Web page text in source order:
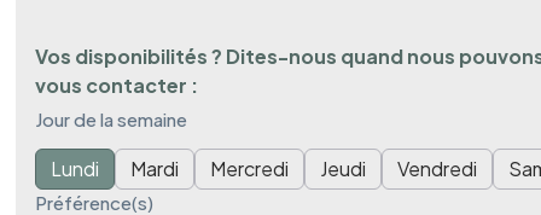
Vos disponibilités ? Dites-nous quand nous
vous contacter :
Jour de la semaine
Lundi Mardi Mercredi Jeudi Vendredi
Préférence(s)